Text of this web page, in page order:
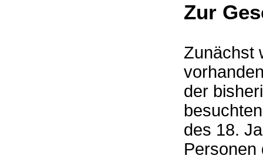
Zur
Zunächst
der
des 18.